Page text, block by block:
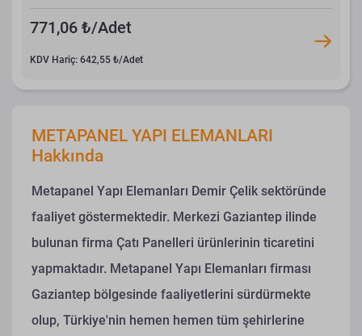
771,06 ₺/Adet
KDV Hariç: 642,55 ₺/Adet
METAPANEL YAPI ELEMANLARI
Hakkında
Metapanel Yapı Elemanları Demir Çelik sektöründe
faaliyet göstermektedir. Merkezi Gaziantep ilinde
bulunan firma Çatı Panelleri ürünlerinin ticaretini
yapmaktadır. Metapanel Yapı Elemanları firması
Gaziantep bölgesinde faaliyetlerini sürdürmekte
olup, Türkiye'nin hemen hemen tüm şehirlerine